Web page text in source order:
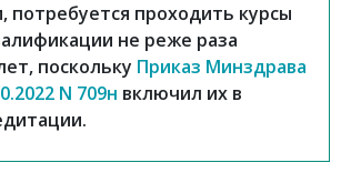
потребуется проходить курсы
не реже раза
поскольку Приказ Минздрава
N 709н включил их в